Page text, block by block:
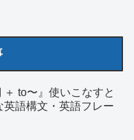
＋ to〜』使いこなすと
英語構文・英語フレー